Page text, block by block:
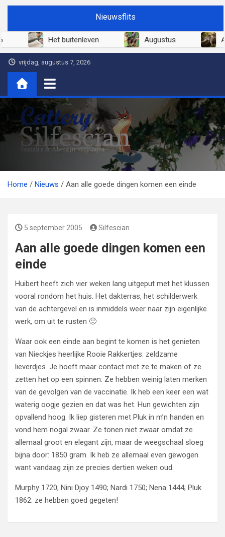
Ga
de
inhoud
Nieuwsflits
Juni 2026 Het buitenleven Augustus
vrijdag, augustus 7, 2026
Cattery Silfescian
Somali's en soms Abessijn-variantjes
Home
Nieuws Aan alle goede dingen komen een einde
5 september 2005 Silfescian
Aan alle goede dingen komen een
einde
Huibert heeft zich vier weken lang uitgeput met het klussen
vooral rondom het huis. Het dakterras, het schilderwerk
van de achtergevel en is inmiddels weer naar zijn eigenlijke
werk, om uit te rusten 🙂
Waar ook een einde aan begint te komen is het genieten
van Nieckjes heerlijke Rooie Rakkertjes: zeldzame
lieverdjes. Je hoeft maar contact met ze te maken of ze
zetten het op een spinnen. Ze hebben weinig laten merken
van de gevolgen van de vaccinatie. Ik heb een keer een wat
waterig oogje gezien en dat was het. Hun gewichten zijn
opvallend hoog. Ik liep gisteren met Pluk in m’n handen en
vond hem nogal zwaar. Ze tonen niet zwaar omdat ze
allemaal groot en elegant zijn, maar de weegschaal sloeg
bijna door: 1850 gram. Ik heb ze allemaal even gewogen
want vandaag zijn ze precies dertien weken oud.
Murphy 1720; Nini Djoy 1490; Nardi 1750; Nena 1444; Pluk
1862: ze hebben goed gegeten!